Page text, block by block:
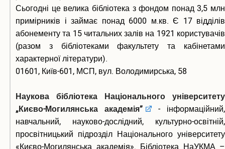
Сьогодні це велика бібліотека з фондом понад 3,5 млн
примірників і займає понад 6000 м.кв. Є 17 відділів
абонементу та 15 читальних залів на 1921 користувачів
(разом з бібліотеками факультету та кабінетами
характерної літератури).
01601, Київ-601, МСП, вул. Володимирська, 58
Наукова бібліотека Національного університету
„Києво-Могилянська академія”
- інформаційний,
навчальний, науково-дослідний, культурно-освітній,
просвітницький підрозділ Національного університету